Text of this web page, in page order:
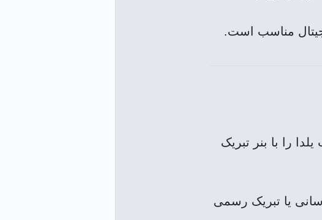
مناسب است.
را با بنر تبریک
یا تبریک رسمی